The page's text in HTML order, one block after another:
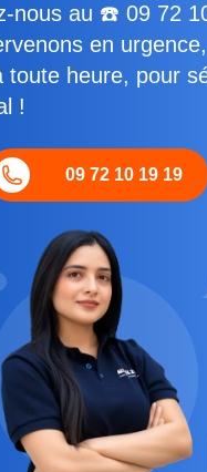
nous au ☎️ 09 72
en
toute heure, pour
!
09 72 10 19 19